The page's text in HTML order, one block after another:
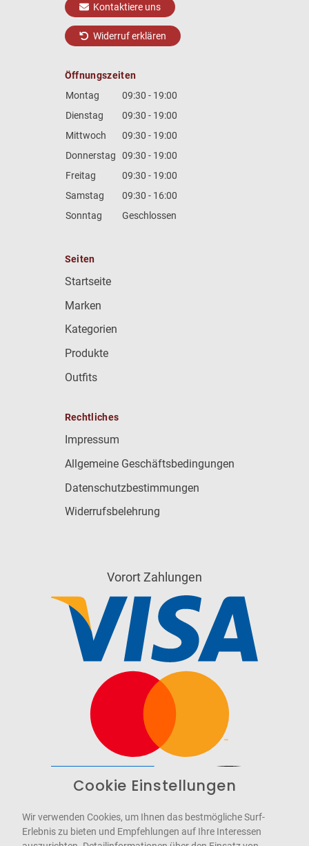
Kontaktiere uns
Widerruf erklären
Öffnungszeiten
Montag
09:30 - 19:00
Dienstag
09:30 - 19:00
Mittwoch
09:30 - 19:00
Donnerstag
09:30 - 19:00
Freitag
09:30 - 19:00
Samstag
09:30 - 16:00
Sonntag
Geschlossen
Seiten
Startseite
Marken
Kategorien
Produkte
Outfits
Rechtliches
Impressum
Allgemeine Geschäftsbedingungen
Datenschutzbestimmungen
Widerrufsbelehrung
Vorort Zahlungen
WCAG-2.1-AA
Cookie Einstellungen
Wir verwenden Cookies, um Ihnen das bestmögliche Surf-
Erlebnis zu bieten und Empfehlungen auf Ihre Interessen